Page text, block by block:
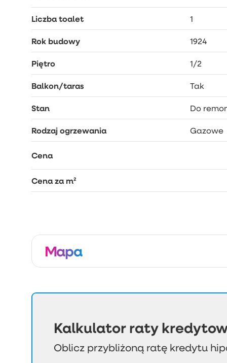
Liczba toalet 1
Rok budowy 1924
Piętro 1/2
Balkon/taras Tak
Stan Do
Rodzaj ogrzewania Gazowe
Cena
Cena za m²
Mapa
Kalkulator raty
Oblicz przybliżoną ratę kredytu